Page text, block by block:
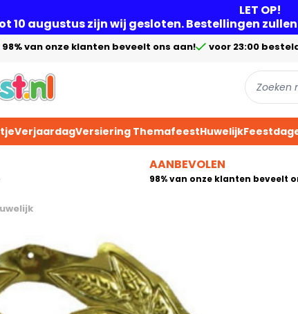
LET OP!
10 augustus zijn wij gesloten. Bestellingen
98% van onze klanten beveelt ons aan! voor 23:00
VerjaardagVersiering ThemafeestHuwelijk
AANBEVOLEN
98% van onze klanten beveelt